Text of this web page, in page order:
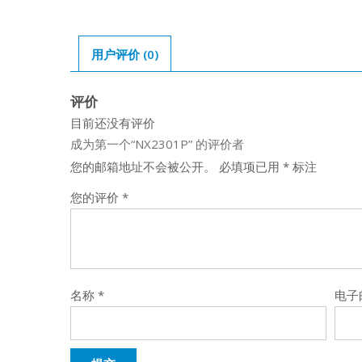
用户评价 (0)
评价
目前还没有评价
成为第一个“NX2301P” 的评价者
您的邮箱地址不会被公开。
必填项已用 * 标注
您的评价 *
名称 * 电